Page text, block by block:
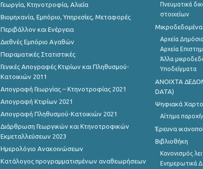
Γεωργία, Κτηνοτροφία, Αλιεία
Βιομηχανία, Εμπόριο, Υπηρεσίες, Μεταφορές
Περιβάλλον και Ενέργεια
Διεθνές Εμπόριο Αγαθών
Πειραματικές Στατιστικές
Γενικές Απογραφές Κτιρίων και Πληθυσμού-
Κατοικιών 2011
Απογραφή Γεωργίας – Κτηνοτροφίας 2021
Απογραφή Κτιρίων 2021
Απογραφή Πληθυσμού-Κατοικιών 2021
Διάρθρωση Γεωργικών και Κτηνοτροφικών
Εκμεταλλεύσεων 2023
Ημερολόγιο Ανακοινώσεων
Κατάλογος προγραμματισμένων αναθεωρήσεων
Πνευματικά
στοιχείων
Μικροδεδομένα
Αρχεία
Αρχεία
Άλλα
Υποδείγματα
ANOIXTA
DATA)
Ψηφιακά
Αίτημα
Έρευνα
Βιβλιοθήκη
Κανονισμός
Ενημερωτικά